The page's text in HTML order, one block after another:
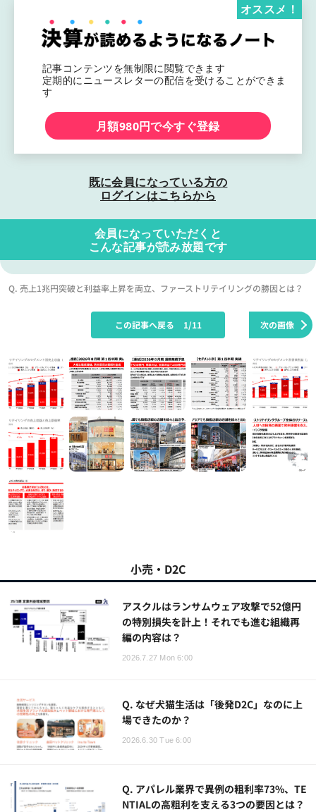
記事コンテンツを無制限に閲覧できます
定期的にニュースレターの配信を受けることができま
す
オススメ！
月額980円で今すぐ登録
既に会員になっている方の
ログインはこちらから
会員になっていただくと
こんな記事が読み放題です
Q. 売上1兆円突破と利益率上昇を両立、ファーストリテイリングの勝因とは？
次の画像
この記事へ戻る 1/11
小売・D2C
アスクルはランサムウェア攻撃で52億円
の特別損失を計上！それでも進む組織再
編の内容は？
2026.7.27 Mon 6:00
Q. なぜ犬猫生活は「後発D2C」なのに上
場できたのか？
2026.6.30 Tue 6:00
Q. アパレル業界で異例の粗利率73%、TE
NTIALの高粗利を支える3つの要因とは？